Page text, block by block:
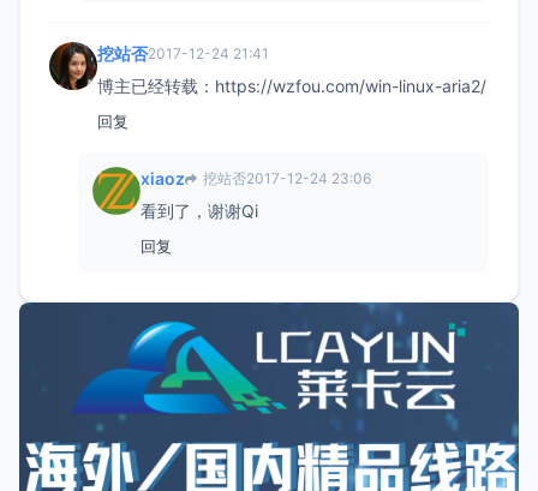
挖站否2017-12-24 21:41
博主已经转载：https://wzfou.com/win-linux-aria2/
回复
xiaoz 挖站否2017-12-24 23:06
看到了，谢谢Qi
回复